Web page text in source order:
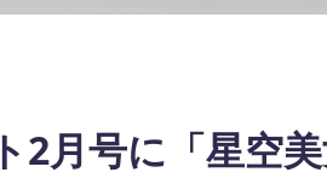
2月号に「星空